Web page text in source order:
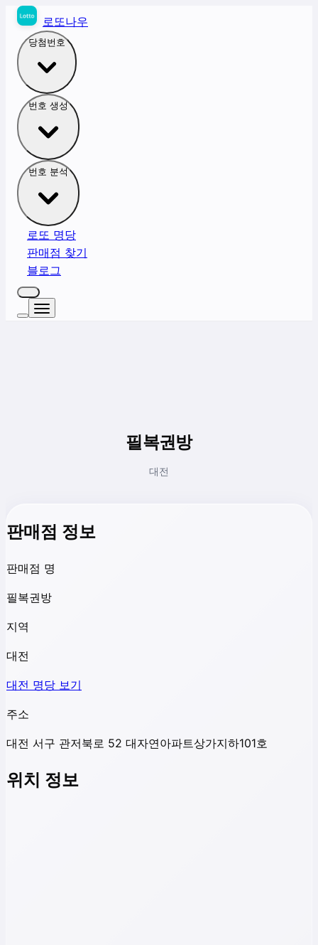
로또나우
당첨번호
번호 생성
번호 분석
로또 명당
판매점 찾기
블로그
필복권방
대전
판매점 정보
판매점 명
필복권방
지역
대전
대전 명당 보기
주소
대전 서구 관저북로 52 대자연아파트상가지하101호
위치 정보